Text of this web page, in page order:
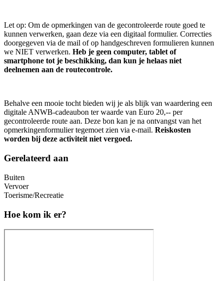
Let op: Om de opmerkingen van de gecontroleerde route goed te
kunnen verwerken, gaan deze via een digitaal formulier. Correcties
doorgegeven via de mail of op handgeschreven formulieren kunnen
we NIET verwerken. Heb je geen computer, tablet of
smartphone tot je beschikking, dan kun je helaas niet
deelnemen aan de routecontrole.
Behalve een mooie tocht bieden wij je als blijk van waardering een
digitale ANWB-cadeaubon ter waarde van Euro 20,-- per
gecontroleerde route aan. Deze bon kan je na ontvangst van het
opmerkingenformulier tegemoet zien via e-mail. Reiskosten
worden bij deze activiteit niet vergoed.
Gerelateerd aan
Buiten
Vervoer
Toerisme/Recreatie
Hoe kom ik er?